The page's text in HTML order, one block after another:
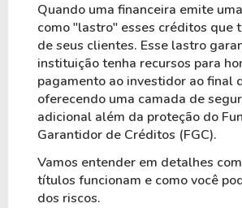
Quando uma financeira emite
como "lastro" esses créditos que
de seus clientes. Esse lastro
instituição tenha recursos para
pagamento ao investidor ao final
oferecendo uma camada de
adicional além da proteção do
Garantidor de Créditos (FGC).
Vamos entender em detalhes
títulos funcionam e como você
dos riscos.